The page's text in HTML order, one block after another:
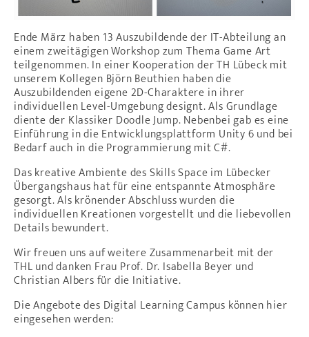
Ende März haben 13 Auszubildende der IT-Abteilung an
einem zweitägigen Workshop zum Thema Game Art
teilgenommen. In einer Kooperation der TH Lübeck mit
unserem Kollegen Björn Beuthien haben die
Auszubildenden eigene 2D-Charaktere in ihrer
individuellen Level-Umgebung designt. Als Grundlage
diente der Klassiker Doodle Jump. Nebenbei gab es eine
Einführung in die Entwicklungsplattform Unity 6 und bei
Bedarf auch in die Programmierung mit C#.
Das kreative Ambiente des Skills Space im Lübecker
Übergangshaus hat für eine entspannte Atmosphäre
gesorgt. Als krönender Abschluss wurden die
individuellen Kreationen vorgestellt und die liebevollen
Details bewundert.
Wir freuen uns auf weitere Zusammenarbeit mit der
THL und danken Frau Prof. Dr. Isabella Beyer und
Christian Albers für die Initiative.
Die Angebote des Digital Learning Campus können hier
eingesehen werden: